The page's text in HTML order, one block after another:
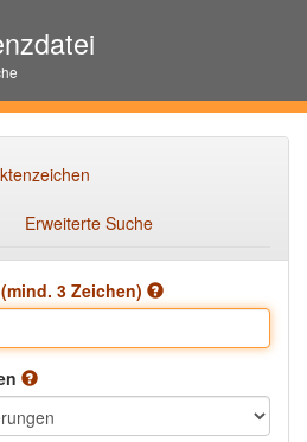
Erweiterte Suche
(mind. 3 Zeichen)